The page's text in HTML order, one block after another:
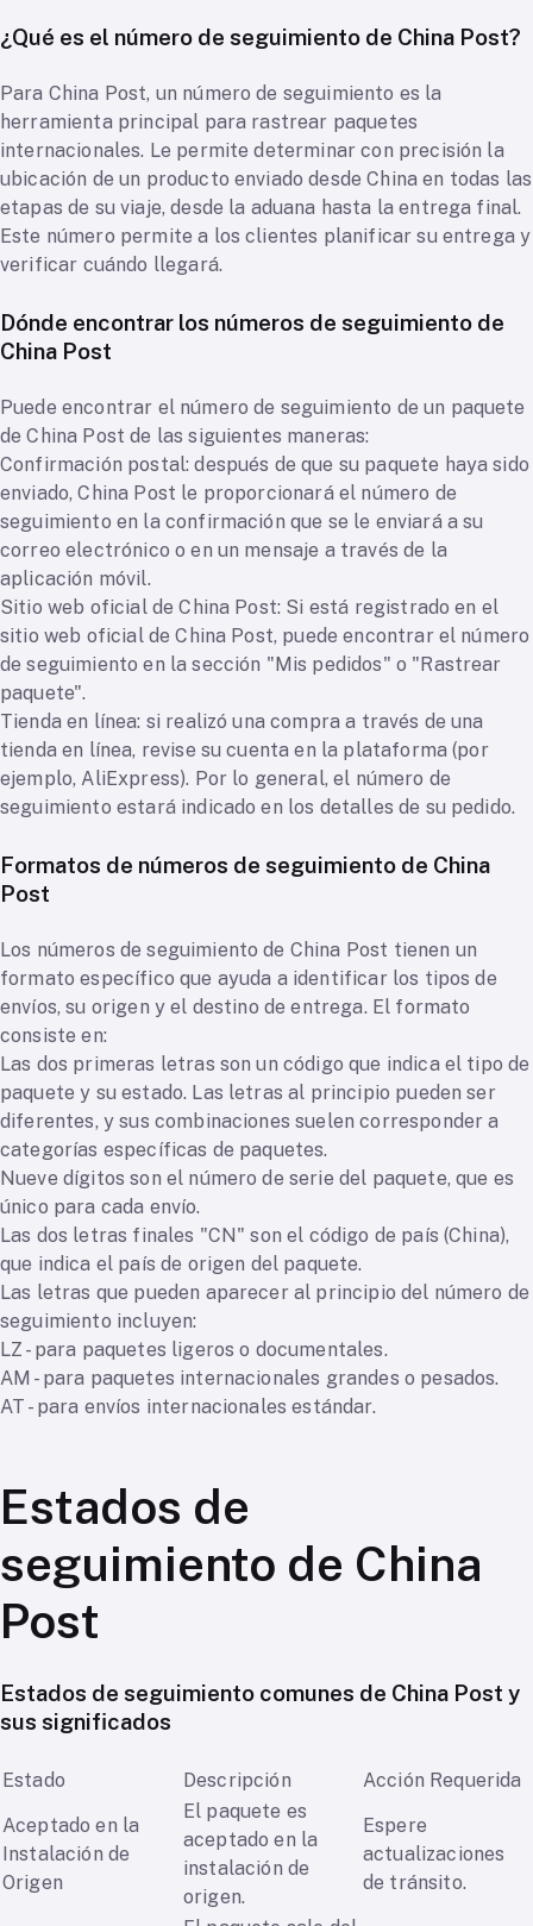
¿Qué es el número de seguimiento de China Post?
Para China Post, un número de seguimiento es la
herramienta principal para rastrear paquetes
internacionales. Le permite determinar con precisión la
ubicación de un producto enviado desde China en todas las
etapas de su viaje, desde la aduana hasta la entrega final.
Este número permite a los clientes planificar su entrega y
verificar cuándo llegará.
Dónde encontrar los números de seguimiento de
China Post
Puede encontrar el número de seguimiento de un paquete
de China Post de las siguientes maneras:
Confirmación postal: después de que su paquete haya sido
enviado, China Post le proporcionará el número de
seguimiento en la confirmación que se le enviará a su
correo electrónico o en un mensaje a través de la
aplicación móvil.
Sitio web oficial de China Post: Si está registrado en el
sitio web oficial de China Post, puede encontrar el número
de seguimiento en la sección "Mis pedidos" o "Rastrear
paquete".
Tienda en línea: si realizó una compra a través de una
tienda en línea, revise su cuenta en la plataforma (por
ejemplo, AliExpress). Por lo general, el número de
seguimiento estará indicado en los detalles de su pedido.
Formatos de números de seguimiento de China
Post
Los números de seguimiento de China Post tienen un
formato específico que ayuda a identificar los tipos de
envíos, su origen y el destino de entrega. El formato
consiste en:
Las dos primeras letras son un código que indica el tipo de
paquete y su estado. Las letras al principio pueden ser
diferentes, y sus combinaciones suelen corresponder a
categorías específicas de paquetes.
Nueve dígitos son el número de serie del paquete, que es
único para cada envío.
Las dos letras finales "CN" son el código de país (China),
que indica el país de origen del paquete.
Las letras que pueden aparecer al principio del número de
seguimiento incluyen:
LZ - para paquetes ligeros o documentales.
AM - para paquetes internacionales grandes o pesados.
AT - para envíos internacionales estándar.
Estados de
seguimiento de China
Post
Estados de seguimiento comunes de China Post y
sus significados
Estado Descripción
Acción Requerida
Aceptado en la
Instalación de
Origen
El paquete es
aceptado en la
instalación de
origen.
Espere
actualizaciones
de tránsito.